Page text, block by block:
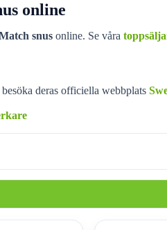
online
snus online. Se våra
deras officiella webbplats